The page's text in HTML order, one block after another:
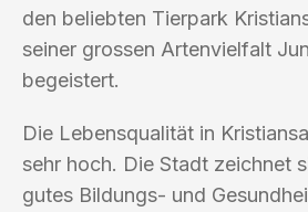
den beliebten Tierpark
seiner grossen Artenvielfalt
begeistert.
Die Lebensqualität in
sehr hoch. Die Stadt zeichnet
gutes Bildungs- und